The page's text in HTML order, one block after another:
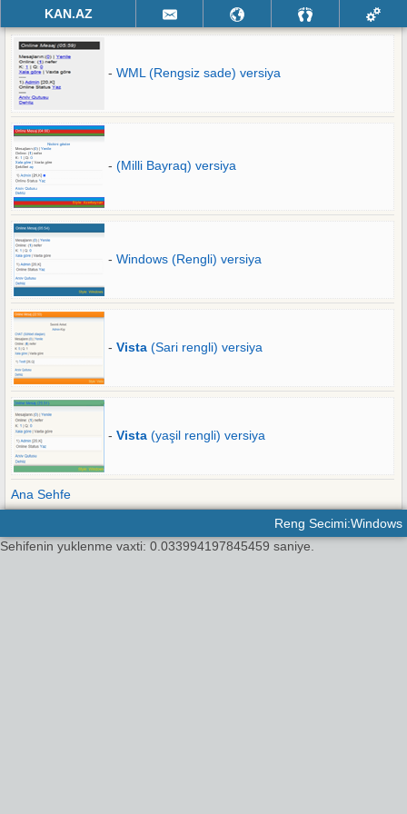
KAN.AZ
- WML (Rengsiz sade) versiya
- (Milli Bayraq) versiya
- Windows (Rengli) versiya
- Vista (Sari rengli) versiya
- Vista (yaşil rengli) versiya
Ana Sehfe
Reng Secimi:Windows
Sehifenin yuklenme vaxti: 0.033994197845459 saniye.